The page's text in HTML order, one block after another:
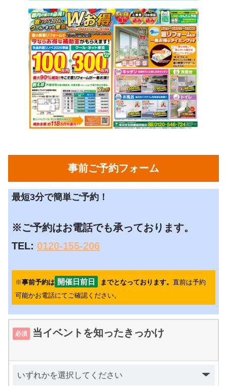
事前ご予約フォーム
最短3分で簡単ご予約！
※ご予約はお電話でも承っております。
TEL:0120-155-206
※事前予約は 開催日前日 までとなっております。直前は予約
可能かお電話にてご確認ください。
必須 当イベントを知ったきっかけ